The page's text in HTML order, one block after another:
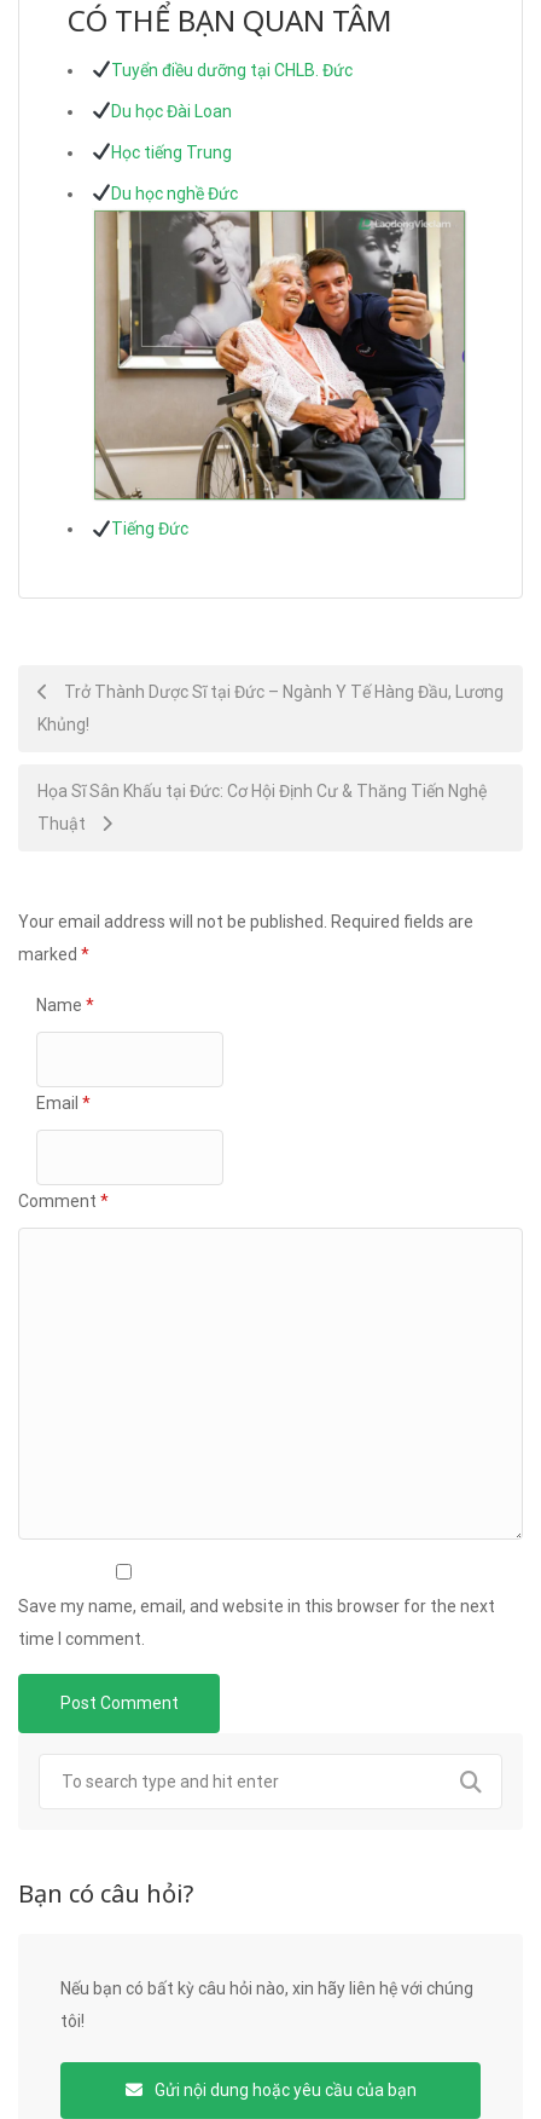
CÓ THỂ BẠN QUAN TÂM
Tuyển điều dưỡng tại CHLB. Đức
Du học Đài Loan
Học tiếng Trung
Du học nghề Đức
Tiếng Đức
Post
navigation
Trở Thành Dược Sĩ tại Đức – Ngành Y Tế Hàng Đầu, Lương
Khủng!
Họa Sĩ Sân Khấu tại Đức: Cơ Hội Định Cư & Thăng Tiến Nghệ
Thuật
Your email address will not be published. Required fields are
marked *
Name *
Email *
Comment *
Save my name, email, and website in this browser for the next
time I comment.
Bạn có câu hỏi?
Nếu bạn có bất kỳ câu hỏi nào, xin hãy liên hệ với chúng
tôi!
Gửi nội dung hoặc yêu cầu của bạn